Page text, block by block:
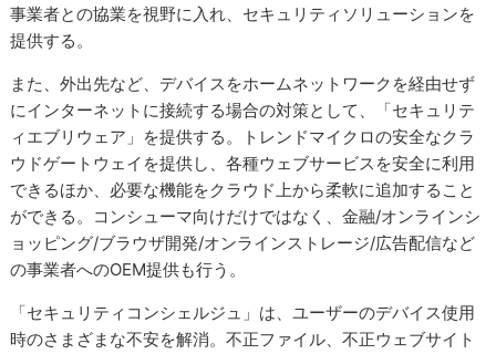
事業者との協業を視野に入れ、セキュリティソリューションを
提供する。
また、外出先など、デバイスをホームネットワークを経由せず
にインターネットに接続する場合の対策として、「セキュリテ
ィエブリウェア」を提供する。トレンドマイクロの安全なクラ
ウドゲートウェイを提供し、各種ウェブサービスを安全に利用
できるほか、必要な機能をクラウド上から柔軟に追加すること
ができる。コンシューマ向けだけではなく、金融/オンラインシ
ョッピング/ブラウザ開発/オンラインストレージ/広告配信など
の事業者へのOEM提供も行う。
「セキュリティコンシェルジュ」は、ユーザーのデバイス使用
時のさまざまな不安を解消。不正ファイル、不正ウェブサイト